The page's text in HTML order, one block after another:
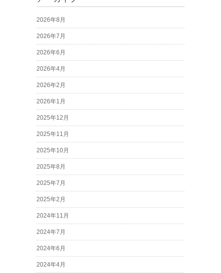
2026年8月
2026年7月
2026年6月
2026年4月
2026年2月
2026年1月
2025年12月
2025年11月
2025年10月
2025年8月
2025年7月
2025年2月
2024年11月
2024年7月
2024年6月
2024年4月